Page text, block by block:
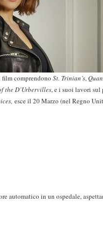
film comprendonoSt. Trinian’s,
the D’Urbervilles, e i suoi lavori sul
esce il 20 Marzo (nel Regno
automatico in un ospedale,